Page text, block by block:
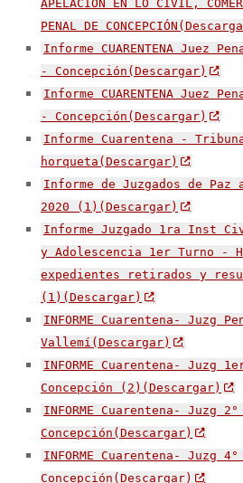
APELACIÓN EN LO CIVIL,
PENAL DE
Informe CUARENTENA Juez
- Concepción(Descargar)
Informe CUARENTENA Juez
- Concepción(Descargar)
Informe Cuarentena -
horqueta(Descargar)
Informe de Juzgados de
2020 (1)(Descargar)
Informe Juzgado 1ra Inst
y Adolescencia 1er Turno -
expedientes retirados y
(1)(Descargar)
INFORME Cuarentena- Juzg
Vallemí(Descargar)
INFORME Cuarentena- Juzg
Concepción (2)(Descargar)
INFORME Cuarentena- Juzg
Concepción(Descargar)
INFORME Cuarentena- Juzg
Concepción(Descargar)